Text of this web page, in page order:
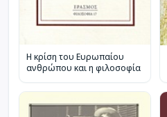
Η κρίση του Ευρωπαίου
ανθρώπου και η φιλοσοφία